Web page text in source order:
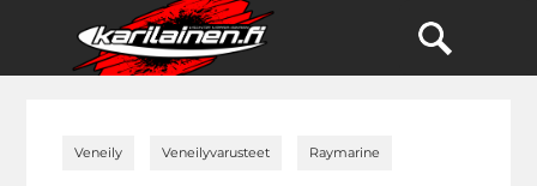
Veneily Veneilyvarusteet Raymarine